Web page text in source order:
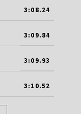
3:08.24
3:09.84
3:09.93
3:10.52